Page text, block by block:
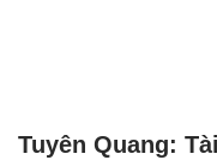
Tuyên Quang: